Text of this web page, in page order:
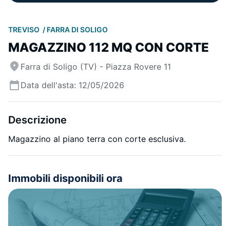
TREVISO FARRA DI SOLIGO
MAGAZZINO 112 MQ CON CORTE
Farra di Soligo (TV) - Piazza Rovere 11
Data dell'asta: 12/05/2026
Descrizione
Magazzino al piano terra con corte esclusiva.
Immobili disponibili ora